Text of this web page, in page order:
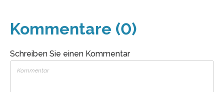
Kommentare (0)
Schreiben Sie einen Kommentar